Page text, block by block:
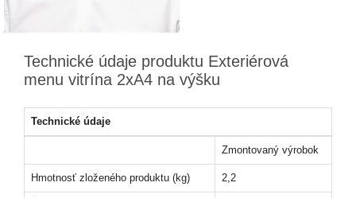
Technické údaje produktu Exteriérová
menu vitrína 2xA4 na výšku
Technické údaje
Zmontovaný výrobok
Hmotnosť zloženého produktu (kg) 2,2